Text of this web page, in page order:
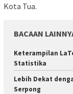
Kota Tua.
BACAAN
Keterampilan
Statistika
Lebih Dekat
Serpong